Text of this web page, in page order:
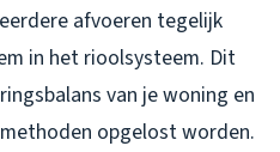
afvoeren tegelijk
in het rioolsysteem. Dit
van je woning en
opgelost worden.